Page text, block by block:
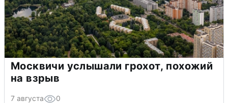
Москвичи услышали грохот, похожий
на взрыв
7 августа 0